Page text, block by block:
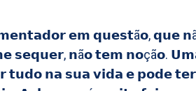
𝗲𝗺 𝗾𝘂𝗲𝘀𝘁ã𝗼, 𝗾𝘂𝗲
𝘀𝗲𝗾𝘂𝗲𝗿, 𝗻ã𝗼 𝘁𝗲𝗺 𝗻𝗼çã𝗼.
𝘁𝘂𝗱𝗼 𝗻𝗮 𝘀𝘂𝗮 𝘃𝗶𝗱𝗮 𝗲 𝗽𝗼𝗱𝗲 𝘁𝗲𝗿